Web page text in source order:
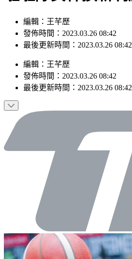
編輯：王芊歷
發佈時間：2023.03.26 08:42
最後更新時間：2023.03.26 08:42
編輯 ： 王芊歷
發佈時間： 2023.03.26 08:42
最後更新時間： 2023.03.26 08:42